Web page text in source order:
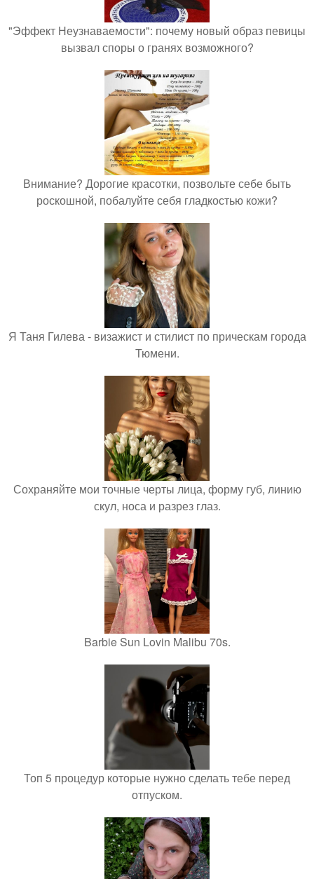
"Эффект Неузнаваемости": почему новый образ певицы
вызвал споры о гранях возможного?
Внимание? Дорогие красотки, позвольте себе быть
роскошной, побалуйте себя гладкостью кожи?
Я Таня Гилева - визажист и стилист по прическам города
Тюмени.
Сохраняйте мои точные черты лица, форму губ, линию
скул, носа и разрез глаз.
Barbie Sun Lovin Malibu 70s.
Топ 5 процедур которые нужно сделать тебе перед
отпуском.